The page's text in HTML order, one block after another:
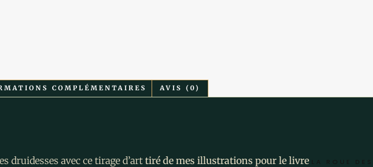
COMPLÉMENTAIRES AVIS (0)
druidesses avec ce tirage d’art tiré de mes illustrations pour le livre